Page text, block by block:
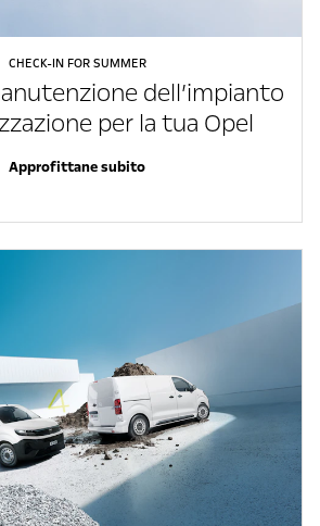
CHECK-IN FOR SUMMER
dell’impianto
per la tua Opel
Approfittane subito